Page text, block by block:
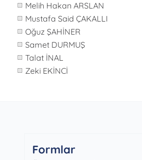
Melih Hakan ARSLAN
Mustafa Said ÇAKALLI
Oğuz ŞAHİNER
Samet DURMUŞ
Talat İNAL
Zeki EKİNCİ
Formlar